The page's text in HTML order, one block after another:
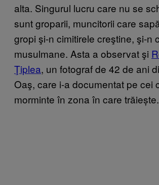
alta. Singurul lucru care nu se
sunt groparii, muncitorii care
gropi şi-n cimitirele creştine, şi-n
musulmane. Asta a observat şi
Ţiplea, un fotograf de 42 de ani
Oaş, care i-a documentat pe cei
morminte în zona în care trăiește.